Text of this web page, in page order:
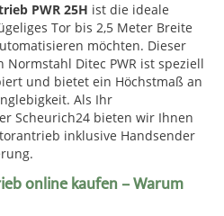
PWR 25H ist die ideale
Tor bis 2,5 Meter Breite
möchten. Dieser
Ditec PWR ist speziell
und bietet ein Höchstmaß an
Als Ihr
Scheurich24 bieten wir Ihnen
inklusive Handsender
online kaufen – Warum